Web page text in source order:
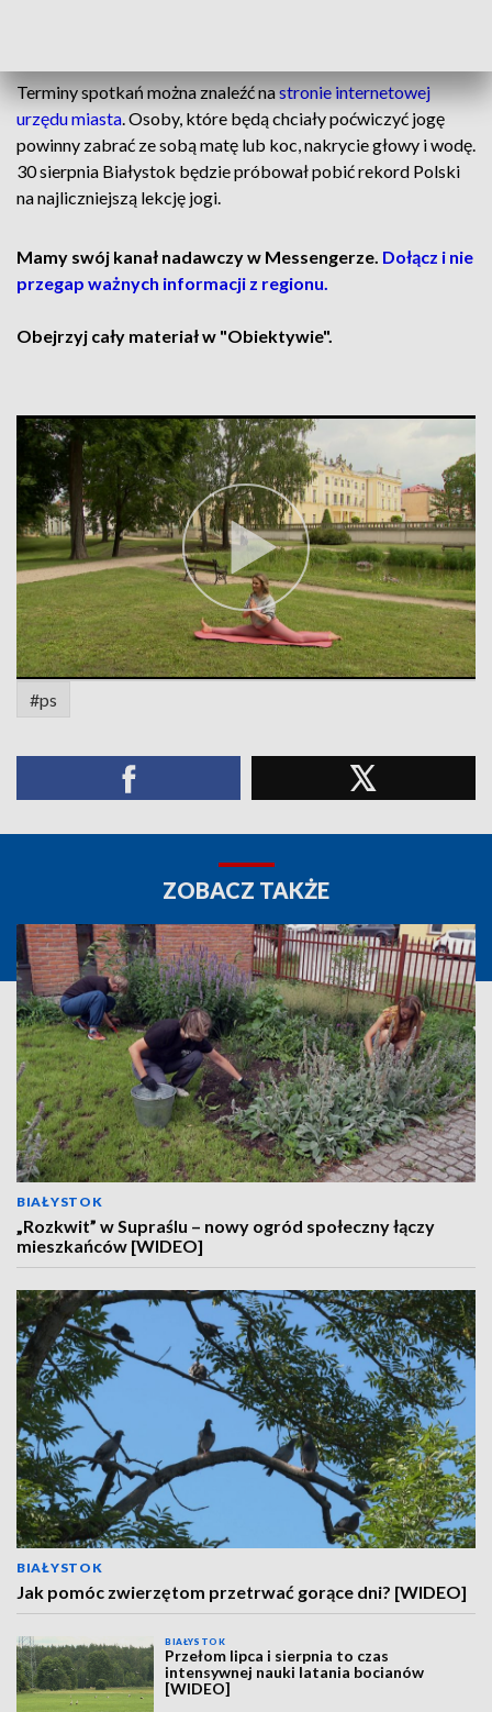
Terminy spotkań można znaleźć nastronie internetowej
urzędu miasta. Osoby, które będą chciały poćwiczyć jogę
powinny zabrać ze sobą matę lub koc, nakrycie głowy i wodę.
30 sierpnia Białystok będzie próbował pobić rekord Polski
na najliczniejszą lekcję jogi.
Mamy swój kanał nadawczy w Messengerze. Dołącz i nie
przegap ważnych informacji z regionu.
Obejrzyj cały materiał w "Obiektywie".
#ps
ZOBACZ TAKŻE
BIAŁYSTOK
„Rozkwit” w Supraślu – nowy ogród społeczny łączy
mieszkańców [WIDEO]
BIAŁYSTOK
Jak pomóc zwierzętom przetrwać gorące dni? [WIDEO]
BIAŁYSTOK
Przełom lipca i sierpnia to czas
intensywnej nauki latania bocianów
[WIDEO]